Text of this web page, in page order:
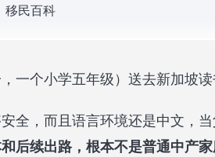
移民百科
一个小学五年级）送去新加坡读
全，而且语言环境还是中文，
后续出路，根本不是普通中产家